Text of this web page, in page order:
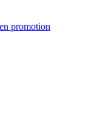
promotion